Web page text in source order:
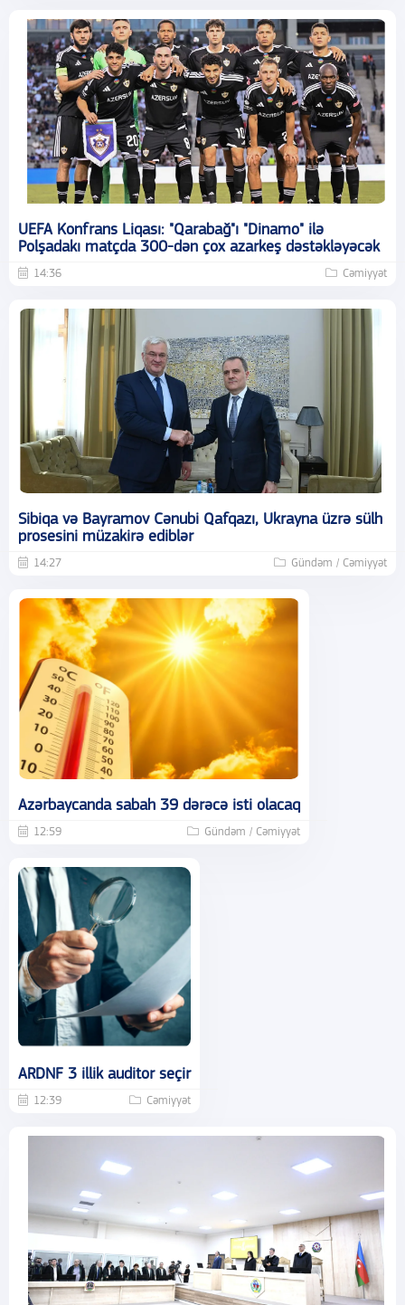
UEFA Konfrans Liqası: "Qarabağ"ı "Dinamo" ilə
Polşadakı matçda 300-dən çox azarkeş dəstəkləyəcək
14:36 Cəmiyyət
Sibiqa və Bayramov Cənubi Qafqazı, Ukrayna üzrə sülh
prosesini müzakirə ediblər
14:27 Gündəm / Cəmiyyət
Azərbaycanda sabah 39 dərəcə isti olacaq
12:59 Gündəm / Cəmiyyət
ARDNF 3 illik auditor seçir
12:39 Cəmiyyət